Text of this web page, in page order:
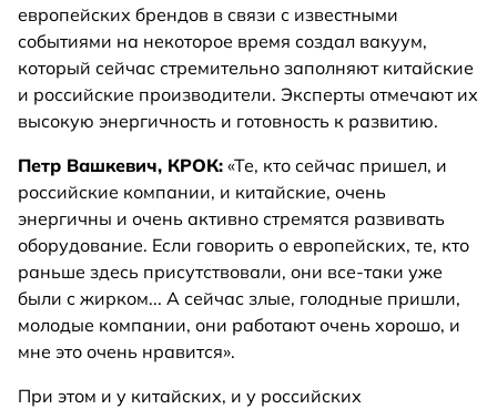
европейских брендов в связи с известными
событиями на некоторое время создал вакуум,
который сейчас стремительно заполняют китайские
и российские производители. Эксперты отмечают их
высокую энергичность и готовность к развитию.
Петр Вашкевич, КРОК: «Те, кто сейчас пришел, и
российские компании, и китайские, очень
энергичны и очень активно стремятся развивать
оборудование. Если говорить о европейских, те, кто
раньше здесь присутствовали, они все-таки уже
были с жирком... А сейчас злые, голодные пришли,
молодые компании, они работают очень хорошо, и
мне это очень нравится».
При этом и у китайских, и у российских